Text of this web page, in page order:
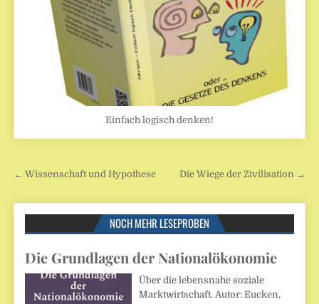
Einfach logisch denken!
Beitragsnavigation
← Wissenschaft und Hypothese Die Wiege der Zivilisation →
NOCH MEHR LESEPROBEN
Die Grundlagen der Nationalökonomie
Über die lebensnahe soziale
Marktwirtschaft. Autor: Eucken,